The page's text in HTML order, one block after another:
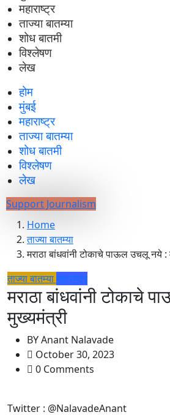
महाराष्ट्र
ताज्या बातम्या
शोध बातमी
विश्लेषण
लेख
होम
मुंबई
महाराष्ट्र
ताज्या बातम्या
शोध बातमी
विश्लेषण
लेख
Support Journalism
Home
ताज्या बातम्या
मराठा बांधवांनी टोकाचे पाऊल उचलू नये :
ताज्या बातम्यामहाराष्ट्र
मराठा बांधवांनी टोकाचे
मुख्यमंत्री
BYAnant Nalavade
October 30, 2023
0 Comments
Twitter : @NalavadeAnant